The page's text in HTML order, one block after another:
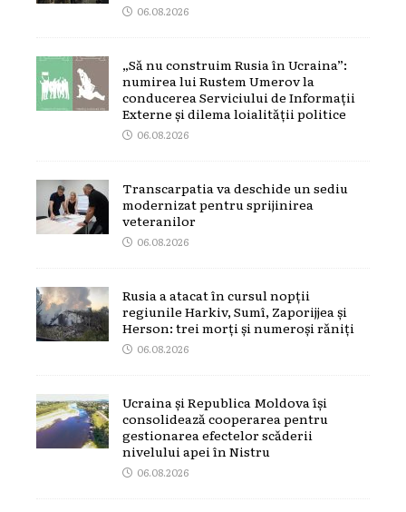
06.08.2026
„Să nu construim Rusia în Ucraina”:
numirea lui Rustem Umerov la
conducerea Serviciului de Informații
Externe și dilema loialității politice
06.08.2026
Transcarpatia va deschide un sediu
modernizat pentru sprijinirea
veteranilor
06.08.2026
Rusia a atacat în cursul nopții
regiunile Harkiv, Sumî, Zaporijjea și
Herson: trei morți și numeroși răniți
06.08.2026
Ucraina și Republica Moldova își
consolidează cooperarea pentru
gestionarea efectelor scăderii
nivelului apei în Nistru
06.08.2026